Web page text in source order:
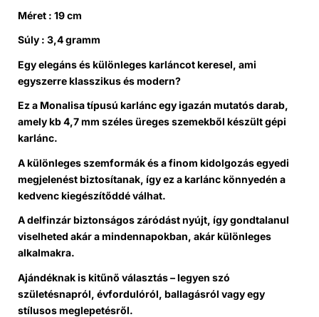
Méret : 19 cm
Súly : 3,4 gramm
Egy elegáns és különleges karláncot keresel, ami
egyszerre klasszikus és modern?
Ez a Monalisa típusú karlánc egy igazán mutatós darab,
amely kb 4,7 mm széles üreges szemekből készült gépi
karlánc.
A különleges szemformák és a finom kidolgozás egyedi
megjelenést biztosítanak, így ez a karlánc könnyedén a
kedvenc kiegészítőddé válhat.
A delfinzár biztonságos záródást nyújt, így gondtalanul
viselheted akár a mindennapokban, akár különleges
alkalmakra.
Ajándéknak is kitűnő választás – legyen szó
születésnapról, évfordulóról, ballagásról vagy egy
stílusos meglepetésről.